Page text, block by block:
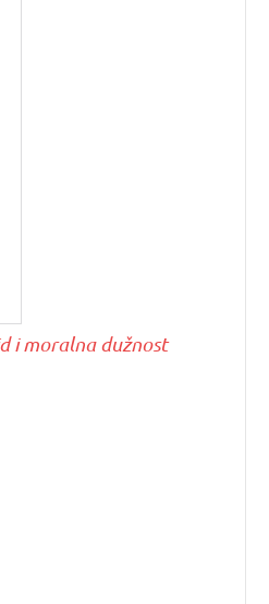
i moralna dužnost